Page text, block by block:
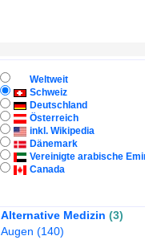
Weltweit
Schweiz
Deutschland
Österreich
inkl. Wikipedia
Dänemark
Vereinigte arabische
Canada
Alternative Medizin (3)
Augen (140)